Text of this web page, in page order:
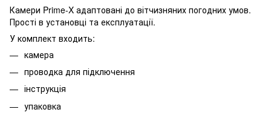
Камери Prime-X адаптовані до вітчизняних погодних умов.
Прості в установці та експлуатації.
У комплект входить:
камера
проводка для підключення
інструкція
упаковка